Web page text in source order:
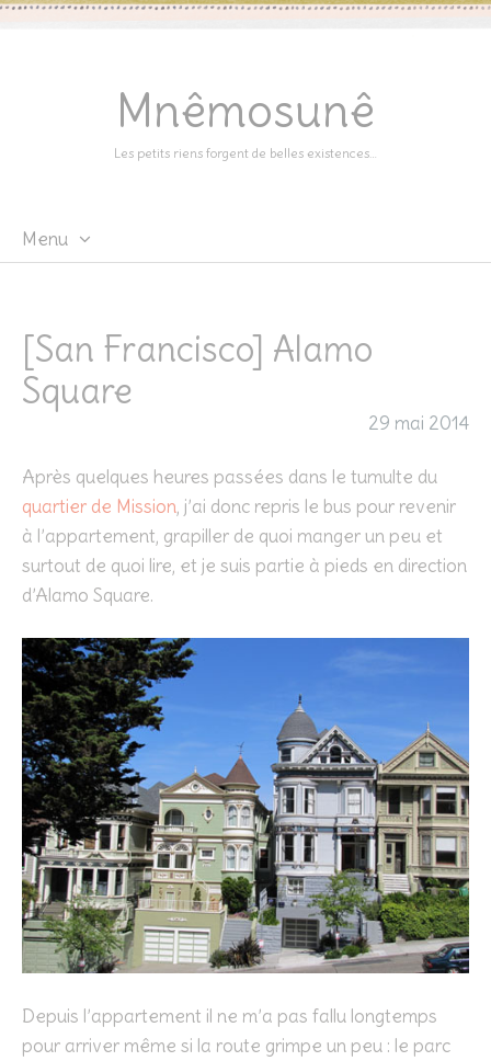
Mnêmosunê
Les petits riens forgent de belles existences…
Menu
[San Francisco] Alamo
Square
29 mai 2014
Après quelques heures passées dans le tumulte du
quartier de Mission, j’ai donc repris le bus pour revenir
à l’appartement, grapiller de quoi manger un peu et
surtout de quoi lire, et je suis partie à pieds en direction
d’Alamo Square.
Depuis l’appartement il ne m’a pas fallu longtemps
pour arriver même si la route grimpe un peu : le parc